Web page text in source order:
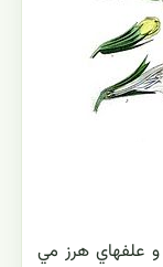
و علفهاي هرز مي